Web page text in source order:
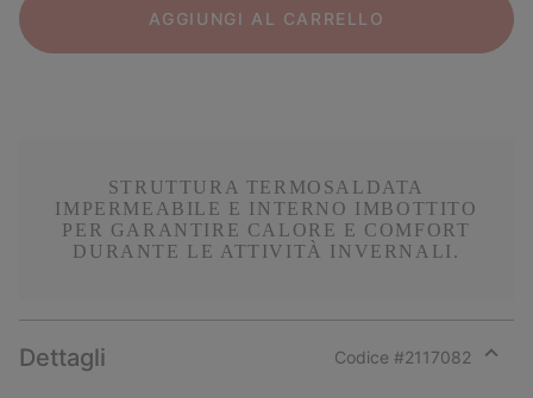
AGGIUNGI AL CARRELLO
STRUTTURA TERMOSALDATA
IMPERMEABILE E INTERNO IMBOTTITO
PER GARANTIRE CALORE E COMFORT
DURANTE LE ATTIVITÀ INVERNALI.
Dettagli Codice #2117082